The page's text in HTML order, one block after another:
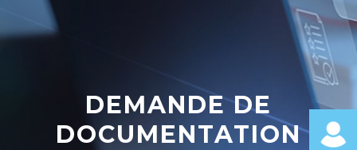
DEMANDE DE
DOCUMENTATION